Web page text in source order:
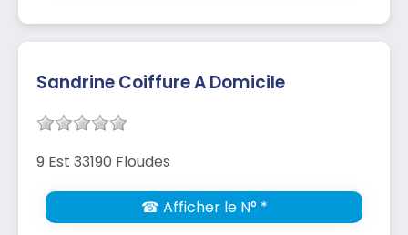
Sandrine Coiffure A Domicile
9 Est 33190 Floudes
☎ Afficher le N° *